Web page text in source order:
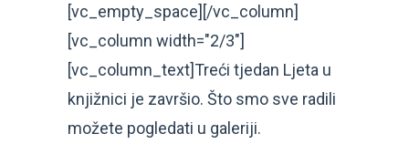
[vc_empty_space][/vc_column]
[vc_column width="2/3"]
[vc_column_text]Treći tjedan Ljeta u
knjižnici je završio. Što smo sve radili
možete pogledati u galeriji.